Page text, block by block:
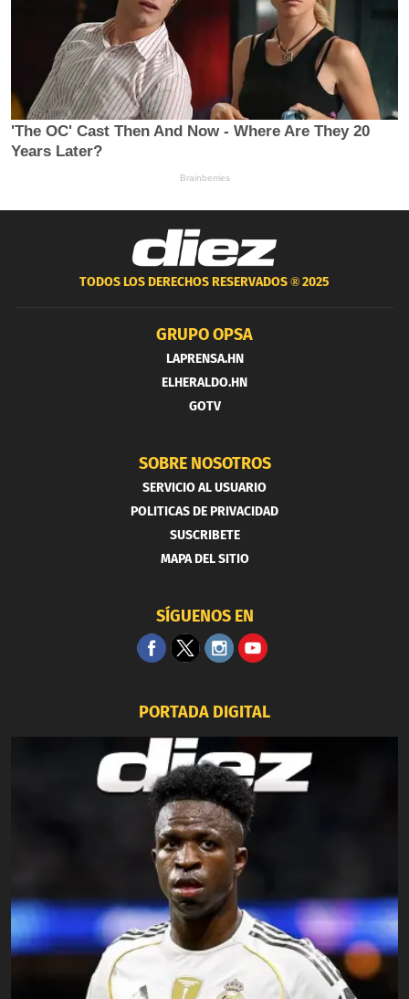
TODOS LOS DERECHOS RESERVADOS ®2025
GRUPO OPSA
LAPRENSA.HN
ELHERALDO.HN
GOTV
SOBRE NOSOTROS
SERVICIO AL USUARIO
POLITICAS DE PRIVACIDAD
SUSCRIBETE
MAPA DEL SITIO
SÍGUENOS EN
PORTADA DIGITAL